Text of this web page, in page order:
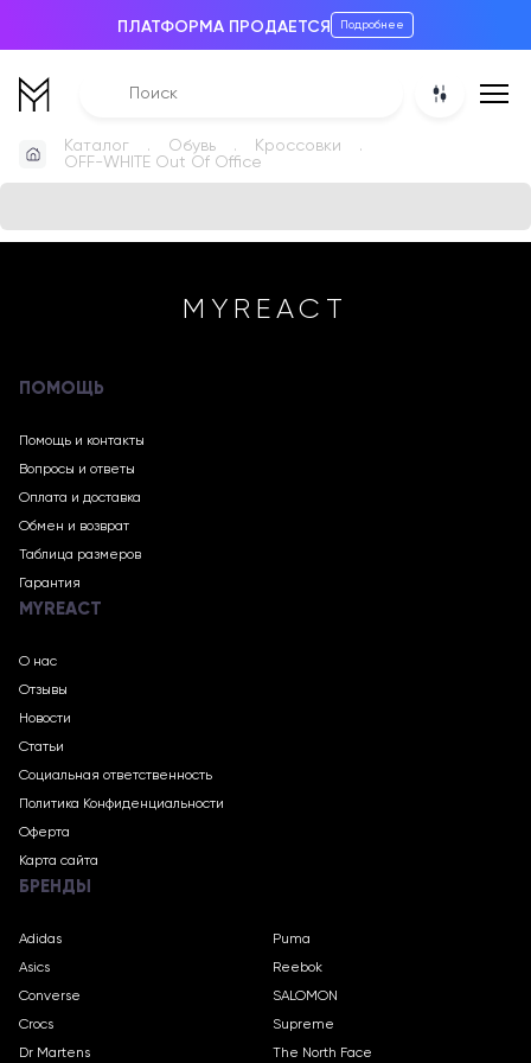
ПЛАТФОРМА ПРОДАЕТСЯ Подробнее
Каталог Обувь
Кроссовки
OFF-WHITE Out Of Office
MYREACT
ПОМОЩЬ
Помощь и контакты
Вопросы и ответы
Оплата и доставка
Обмен и возврат
Таблица размеров
Гарантия
MYREACT
О нас
Отзывы
Новости
Статьи
Социальная ответственность
Политика Конфиденциальности
Оферта
Карта сайта
БРЕНДЫ
Adidas
Asics
Converse
Crocs
Dr Martens
Puma
Reebok
SALOMON
Supreme
The North Face